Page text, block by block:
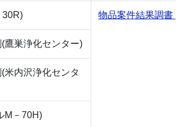
30R) 物品案件結果調書
鷹巣浄化センター)
米内沢浄化センタ
M－70H)